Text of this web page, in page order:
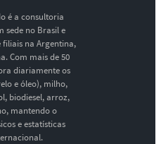
é a consultoria
sede no Brasil e
na Argentina,
Com mais de 50
diariamente os
e óleo), milho,
biodiesel, arroz,
mantendo o
e estatísticas